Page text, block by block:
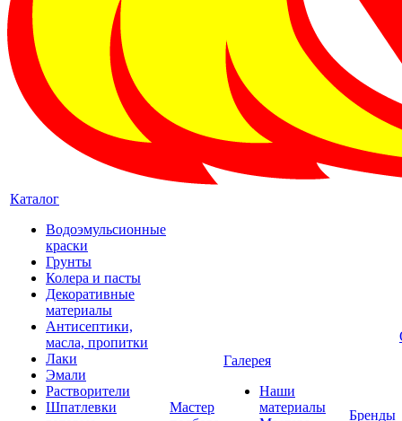
Каталог
Водоэмульсионные
краски
Грунты
Колера и пасты
Декоративные
материалы
Антисептики,
масла, пропитки
Лаки
Эмали
Растворители
Шпатлевки
Мастер
Галерея
Наши
материалы
Бренды